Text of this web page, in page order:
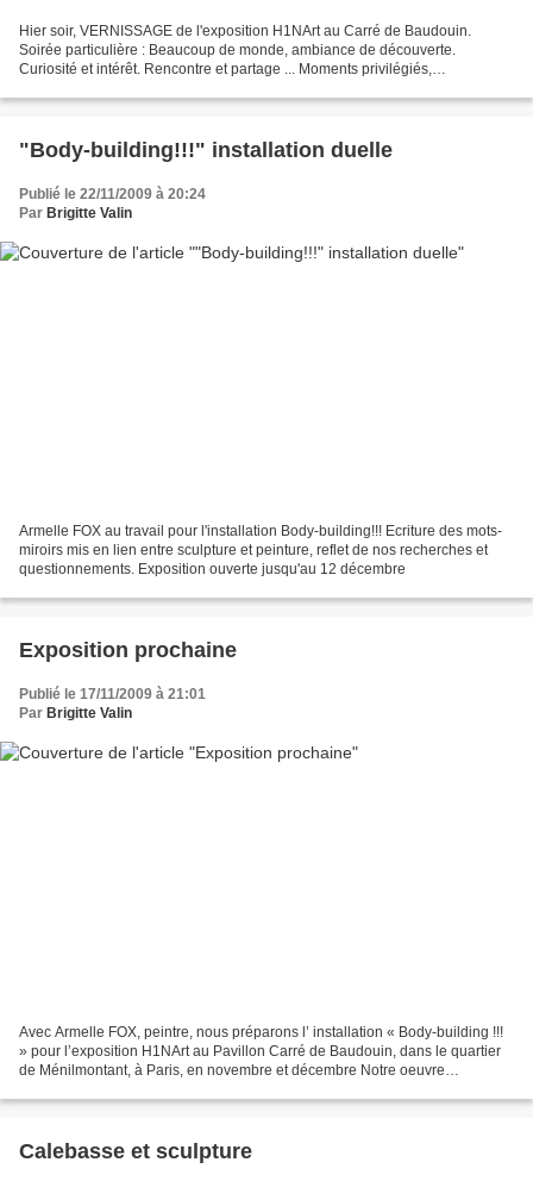
Hier soir, VERNISSAGE de l'exposition H1NArt au Carré de Baudouin.
Soirée particulière : Beaucoup de monde, ambiance de découverte.
Curiosité et intérêt. Rencontre et partage ... Moments privilégiés,
"Body-building!!!" installation duelle
Publié le 22/11/2009 à 20:24
Par Brigitte Valin
Armelle FOX au travail pour l'installation Body-building!!! Ecriture des mots-
miroirs mis en lien entre sculpture et peinture, reflet de nos recherches et
questionnements. Exposition ouverte jusqu'au 12 décembre
Exposition prochaine
Publié le 17/11/2009 à 21:01
Par Brigitte Valin
Avec Armelle FOX, peintre, nous préparons l’ installation « Body-building !!!
» pour l’exposition H1NArt au Pavillon Carré de Baudouin, dans le quartier
de Ménilmontant, à Paris, en novembre et décembre Notre oeuvre
Calebasse et sculpture